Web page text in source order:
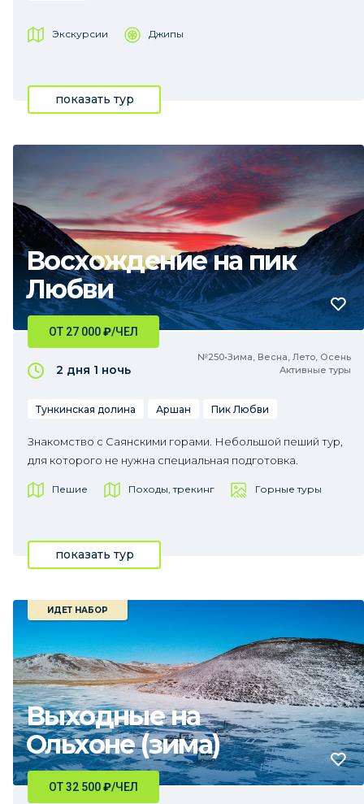
Экскурсии Джипы
показать тур
Восхождение на пик
Любви
№250•Зима, Весна, Лето, Осень
Активные туры
ОТ 27 000₽/ЧЕЛ
2 дня 1 ночь
Тункинская долина Аршан Пик Любви
Знакомство с Саянскими горами. Небольшой пеший тур,
для которого не нужна специальная подготовка.
Пешие Походы, трекинг Горные туры
показать тур
Выходные на
Ольхоне (зима)
ИДЕТ НАБОР
ОТ 32 500₽/ЧЕЛ